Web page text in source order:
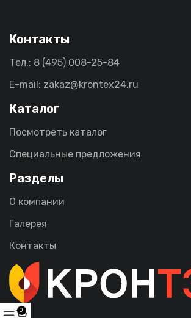
Контакты
Тел.: 8 (495) 008-25-84
E-mail: zakaz@krontex24.ru
Каталог
Посмотреть каталог
Специальные предложения
Разделы
О компании
Галерея
Контакты
0